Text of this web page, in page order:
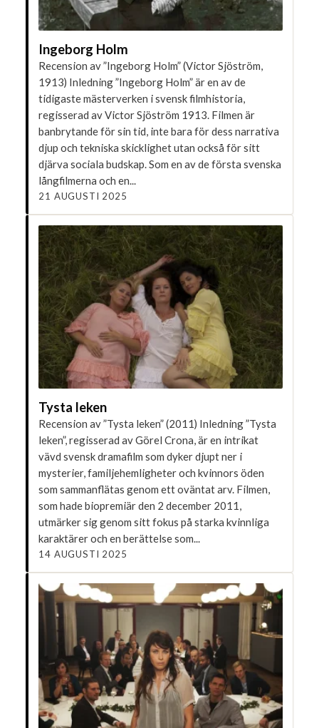
Ingeborg Holm
Recension av ”Ingeborg Holm” (Victor Sjöström,
1913) Inledning ”Ingeborg Holm” är en av de
tidigaste mästerverken i svensk filmhistoria,
regisserad av Victor Sjöström 1913. Filmen är
banbrytande för sin tid, inte bara för dess narrativa
djup och tekniska skicklighet utan också för sitt
djärva sociala budskap. Som en av de första svenska
långfilmerna och en...
21 AUGUSTI 2025
Tysta leken
Recension av ”Tysta leken” (2011) Inledning ”Tysta
leken”, regisserad av Görel Crona, är en intrikat
vävd svensk dramafilm som dyker djupt ner i
mysterier, familjehemligheter och kvinnors öden
som sammanflätas genom ett oväntat arv. Filmen,
som hade biopremiär den 2 december 2011,
utmärker sig genom sitt fokus på starka kvinnliga
karaktärer och en berättelse som...
14 AUGUSTI 2025